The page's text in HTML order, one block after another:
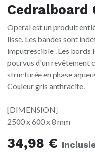
Cedralboard
Operal est un produit
lisse. Les bandes sont
imputrescible . Les bords
pourvus d'un revêtement
structurée en phase
Couleur gris anthracite.
[DIMENSION]
2500 x 600 x 8 mm
34,98 €